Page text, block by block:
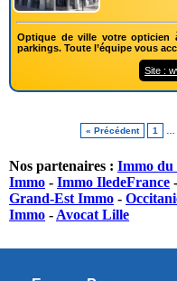
Optique de ville votre opticien
parkings. Toute l’équipe vous
Site :
« Précédent 1
Nos partenaires : Immo du
Immo - Immo IledeFrance -
Grand-Est Immo -
Immo - Avocat Lille